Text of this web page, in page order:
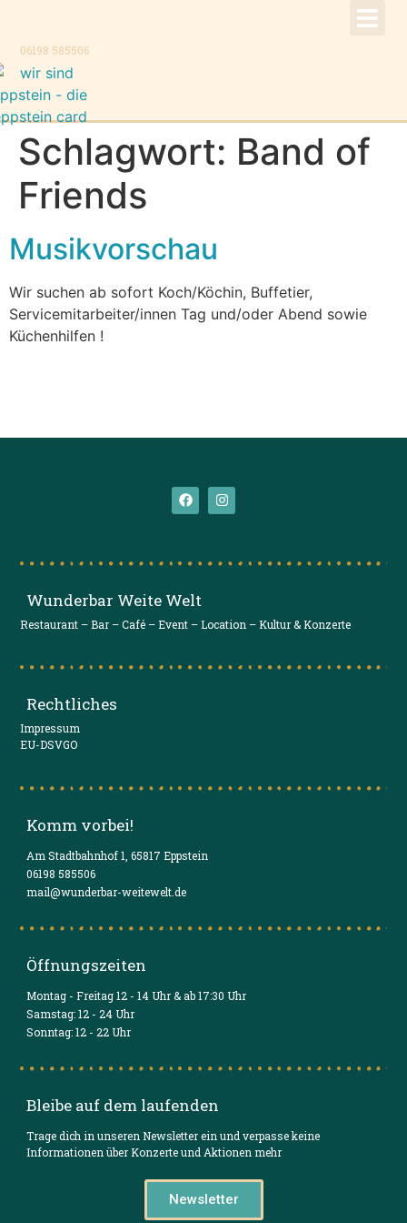
06198 585506
Schlagwort: Band of
Friends
Musikvorschau
Wir suchen ab sofort Koch/Köchin, Buffetier,
Servicemitarbeiter/innen Tag und/oder Abend sowie
Küchenhilfen !
Wunderbar Weite Welt
Restaurant – Bar – Café – Event – Location – Kultur & Konzerte
Rechtliches
Impressum
EU-DSVGO
Komm vorbei!
Am Stadtbahnhof 1, 65817 Eppstein
06198 585506
mail@wunderbar-weitewelt.de
Öffnungszeiten
Montag - Freitag 12 - 14 Uhr & ab 17:30 Uhr
Samstag: 12 - 24 Uhr
Sonntag: 12 - 22 Uhr
Bleibe auf dem laufenden
Trage dich in unseren Newsletter ein und verpasse keine
Informationen über Konzerte und Aktionen mehr
Newsletter